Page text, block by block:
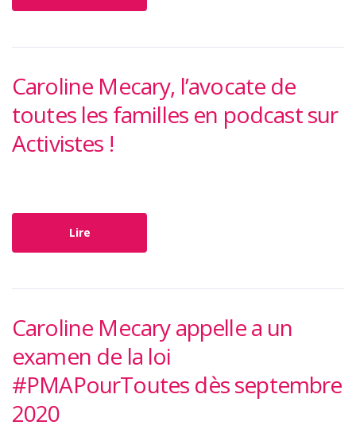
Caroline Mecary, l’avocate de
toutes les familles en podcast sur
Activistes !
Lire
Caroline Mecary appelle a un
examen de la loi
#PMAPourToutes dès septembre
2020